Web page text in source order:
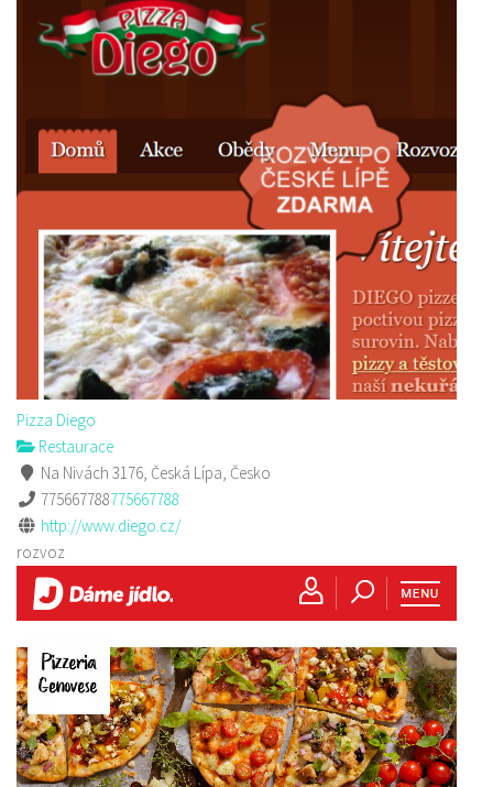
Pizza Diego
Restaurace
Na Nivách 3176, Česká Lípa, Česko
775667788775667788
http://www.diego.cz/
rozvoz